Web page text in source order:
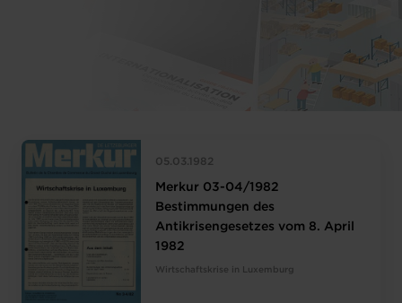
05.03.1982
Merkur 03-04/1982
Bestimmungen des
Antikrisengesetzes vom 8. April
1982
Wirtschaftskrise in Luxemburg